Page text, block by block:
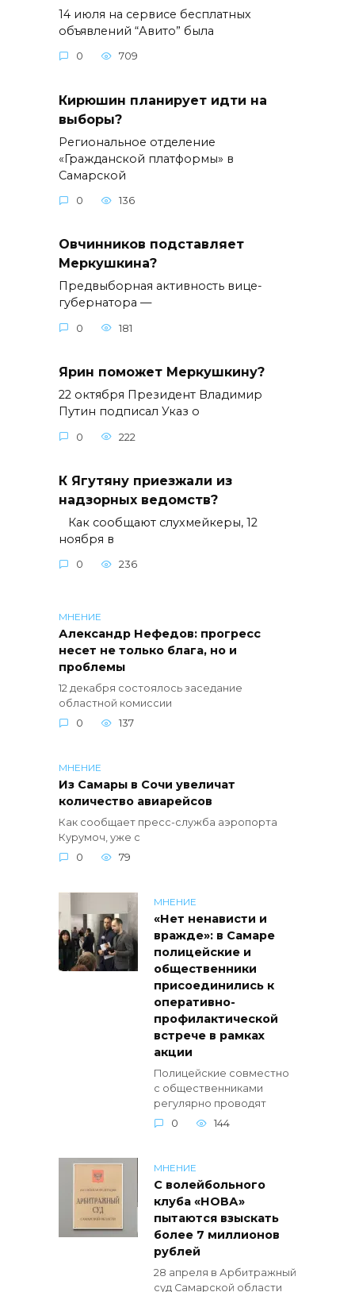
14 июля на сервисе бесплатных
объявлений “Авито” была
0 709
Кирюшин планирует идти на
выборы?
Региональное отделение
«Гражданской платформы» в
Самарской
0 136
Овчинников подставляет
Меркушкина?
Предвыборная активность вице-
губернатора —
0 181
Ярин поможет Меркушкину?
22 октября Президент Владимир
Путин подписал Указ о
0 222
К Ягутяну приезжали из
надзорных ведомств?
Как сообщают слухмейкеры, 12
ноября в
0 236
МНЕНИЕ
Александр Нефедов: прогресс
несет не только блага, но и
проблемы
12 декабря состоялось заседание
областной комиссии
0
137
МНЕНИЕ
Из Самары в Сочи увеличат
количество авиарейсов
Как сообщает пресс-служба аэропорта
Курумоч, уже с
0
79
МНЕНИЕ
«Нет ненависти и
вражде»: в Самаре
полицейские и
общественники
присоединились к
оперативно-
профилактической
встрече в рамках
акции
Полицейские совместно
с общественниками
регулярно проводят
0
144
МНЕНИЕ
С волейбольного
клуба «НОВА»
пытаются взыскать
более 7 миллионов
рублей
28 апреля в Арбитражный
суд Самарской области